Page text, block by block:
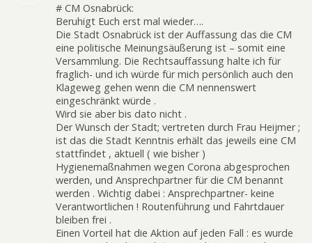
# CM Osnabrück:
Beruhigt Euch erst mal wieder….
Die Stadt Osnabrück ist der Auffassung das die CM
eine politische Meinungsäußerung ist – somit eine
Versammlung. Die Rechtsauffassung halte ich für
fraglich- und ich würde für mich persönlich auch den
Klageweg gehen wenn die CM nennenswert
eingeschränkt würde .
Wird sie aber bis dato nicht .
Der Wunsch der Stadt; vertreten durch Frau Heijmer ;
ist das die Stadt Kenntnis erhält das jeweils eine CM
stattfindet , aktuell ( wie bisher )
Hygienemaßnahmen wegen Corona abgesprochen
werden, und Ansprechpartner für die CM benannt
werden . Wichtig dabei : Ansprechpartner- keine
Verantwortlichen ! Routenführung und Fahrtdauer
bleiben frei .
Einen Vorteil hat die Aktion auf jeden Fall : es wurde